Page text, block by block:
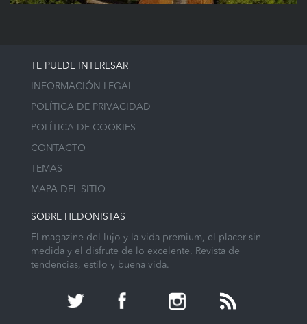
TE PUEDE INTERESAR
INFORMACIÓN LEGAL
POLÍTICA DE PRIVACIDAD
POLÍTICA DE COOKIES
CONTACTO
TEMAS
MAPA DEL SITIO
SOBRE HEDONISTAS
El magazine del lujo y la vida premium, el placer sin
medida y el disfrute de lo excelente. Revista de
tendencias, estilo y buena vida.